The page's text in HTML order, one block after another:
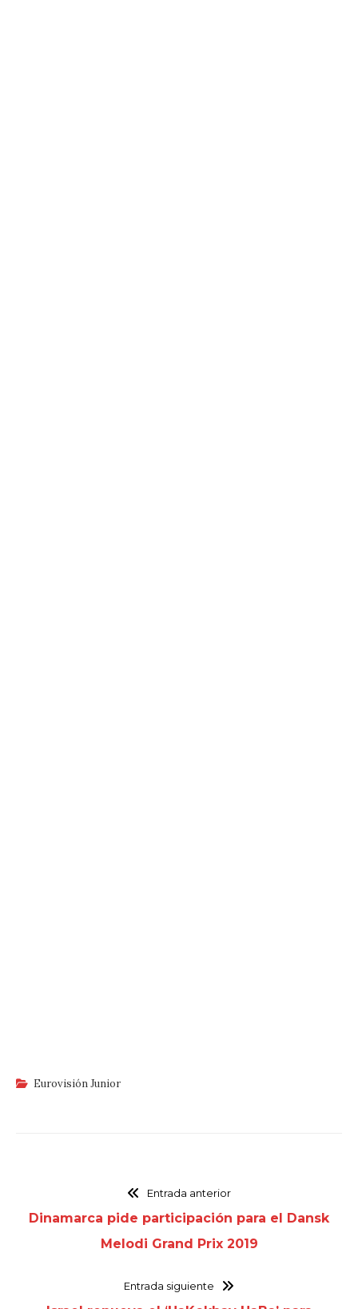
Eurovisión Junior
Entrada anterior
Dinamarca pide participación para el Dansk
Melodi Grand Prix 2019
Entrada siguiente